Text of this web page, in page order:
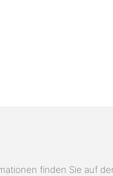
finden Sie auf